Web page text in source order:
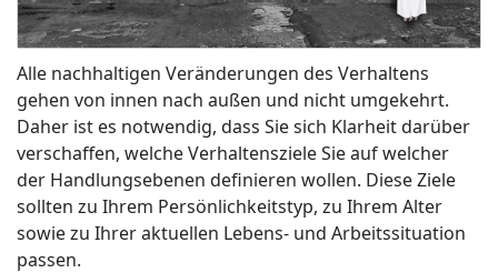
Alle nachhaltigen Veränderungen des Verhaltens
gehen von innen nach außen und nicht umgekehrt.
Daher ist es notwendig, dass Sie sich Klarheit darüber
verschaffen, welche Verhaltensziele Sie auf welcher
der Handlungsebenen definieren wollen. Diese Ziele
sollten zu Ihrem Persönlichkeitstyp, zu Ihrem Alter
sowie zu Ihrer aktuellen Lebens- und Arbeitssituation
passen.